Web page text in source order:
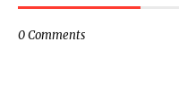
0 Comments